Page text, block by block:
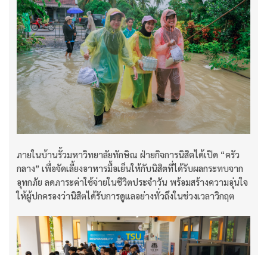
ภายในบ้านรั้วมหาวิทยาลัยทักษิณ ฝ่ายกิจการนิสิตได้เปิด “ครัว
กลาง” เพื่อจัดเลี้ยงอาหารมื้อเย็นให้กับนิสิตที่ได้รับผลกระทบจาก
อุทกภัย ลดภาระค่าใช้จ่ายในชีวิตประจำวัน พร้อมสร้างความอุ่นใจ
ให้ผู้ปกครองว่านิสิตได้รับการดูแลอย่างทั่วถึงในช่วงเวลาวิกฤต